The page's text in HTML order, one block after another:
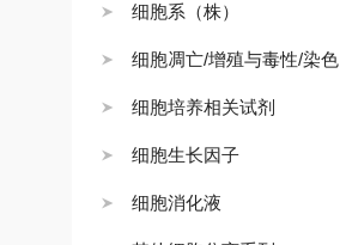
细胞系（株）
细胞凋亡/增殖与毒性/染色
细胞培养相关试剂
细胞生长因子
细胞消化液